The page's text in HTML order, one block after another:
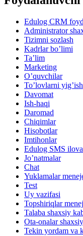
Edulog CRM
Administrator
Tizimni sozlash
Kadrlar bo’limi
Ta’lim
Marketing
O’quvchilar
To’lovlarni yig’ish
Davomat
Ish-haqi
Daromad
Chiqimlar
Hisobotlar
Imtihonlar
Edulog SMS
Jo’natmalar
Chat
Yuklamalar
Test
Uy vazifasi
Тоpshiriqlar
Talaba shaxsiy
Ota-onalar
Tekin yordam va